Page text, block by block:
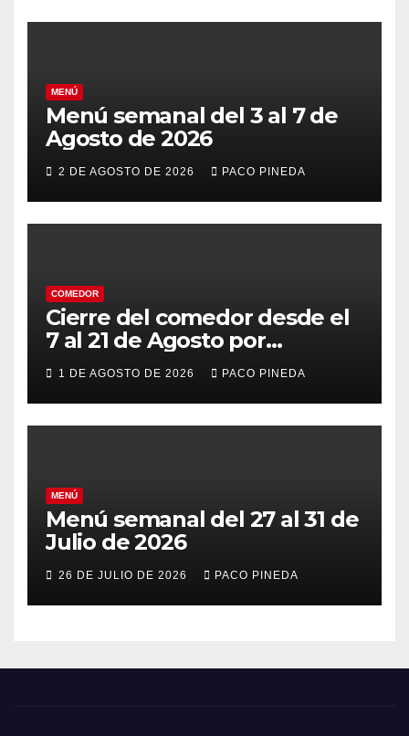
MENÚ
Menú semanal del 3 al 7 de
Agosto de 2026
2 DE AGOSTO DE 2026 PACO PINEDA
COMEDOR
Cierre del comedor desde el
7 al 21 de Agosto por
vacaciones
1 DE AGOSTO DE 2026 PACO PINEDA
MENÚ
Menú semanal del 27 al 31 de
Julio de 2026
26 DE JULIO DE 2026 PACO PINEDA